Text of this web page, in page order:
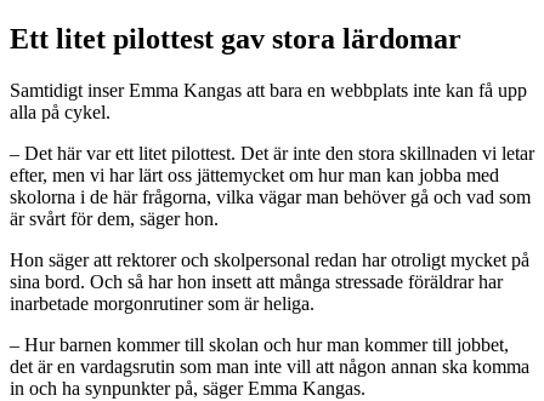
Ett litet pilottest gav stora lärdomar
Samtidigt inser Emma Kangas att bara en webbplats inte kan få upp
alla på cykel.
– Det här var ett litet pilottest. Det är inte den stora skillnaden vi letar
efter, men vi har lärt oss jättemycket om hur man kan jobba med
skolorna i de här frågorna, vilka vägar man behöver gå och vad som
är svårt för dem, säger hon.
Hon säger att rektorer och skolpersonal redan har otroligt mycket på
sina bord. Och så har hon insett att många stressade föräldrar har
inarbetade morgonrutiner som är heliga.
– Hur barnen kommer till skolan och hur man kommer till jobbet,
det är en vardagsrutin som man inte vill att någon annan ska komma
in och ha synpunkter på, säger Emma Kangas.